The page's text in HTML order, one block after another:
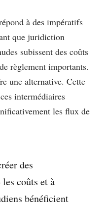
à des impératifs
que juridiction
subissent des coûts
règlement importants.
une alternative. Cette
intermédiaires
les flux de
des
coûts et à
bénéficient